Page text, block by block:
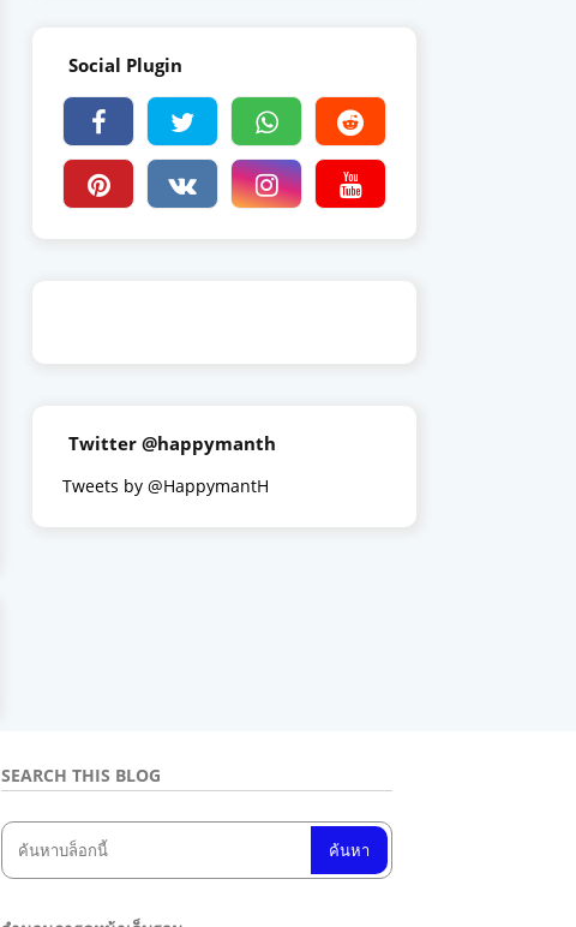
Social Plugin
Twitter @happymanth
Tweets by @HappymantH
SEARCH THIS BLOG